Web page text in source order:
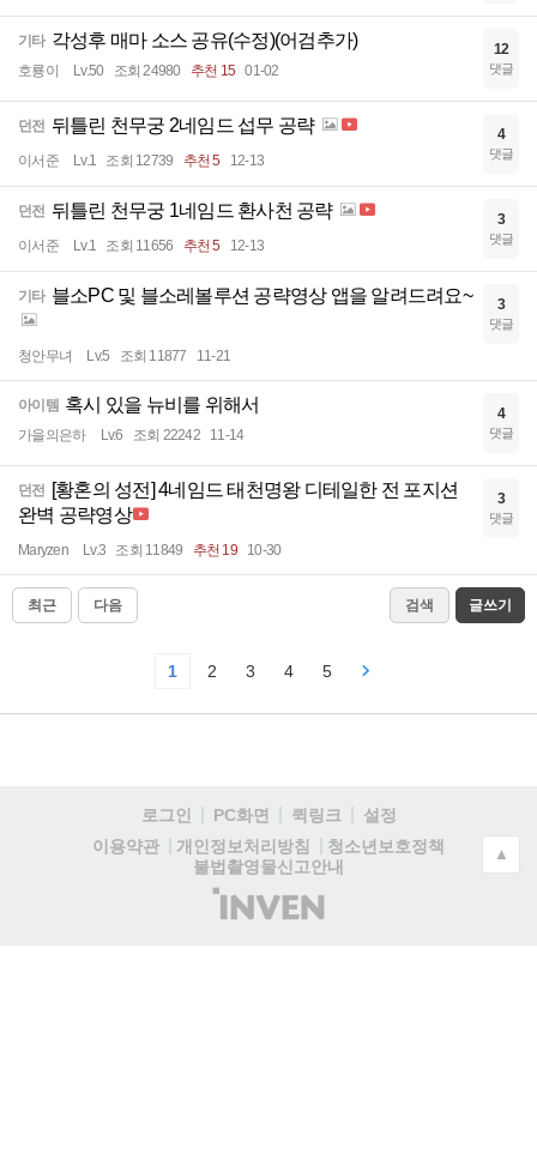
기타 각성후 매마 소스 공유(수정)(어검추가)
호룡이 Lv.50 조회 24980 추천 15 01-02
12
댓글
던전 뒤틀린 천무궁 2네임드 섭무 공략
이서준 Lv.1 조회 12739 추천 5 12-13
4
댓글
던전 뒤틀린 천무궁 1네임드 환사천 공략
이서준 Lv.1 조회 11656 추천 5 12-13
3
댓글
기타 블소PC 및 블소레볼루션 공략영상 앱을 알려드려요~
청안무녀 Lv.5 조회 11877 11-21
3
댓글
아이템 혹시 있을 뉴비를 위해서
가을의은하 Lv.6 조회 22242 11-14
4
댓글
던전 [황혼의 성전] 4네임드 태천명왕 디테일한 전 포지션
완벽 공략영상
Maryzen Lv.3 조회 11849 추천 19 10-30
3
댓글
최근 다음 검색 글쓰기
1 2 3 4 5
로그인 PC화면 퀵링크
설정
이용약관
개인정보처리방침
청소년보호정책
불법촬영물신고안내
(주)
인
▲